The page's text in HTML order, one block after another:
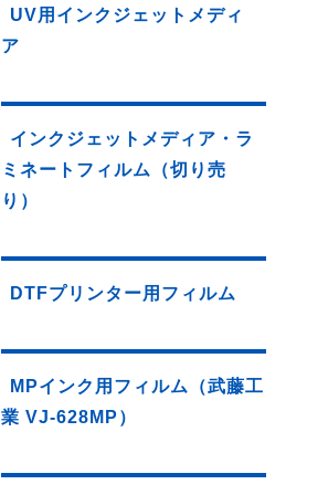
UV用インクジェットメディ
ア
インクジェットメディア・ラ
ミネートフィルム（切り売
り）
DTFプリンター用フィルム
MPインク用フィルム（武藤工
業 VJ-628MP）